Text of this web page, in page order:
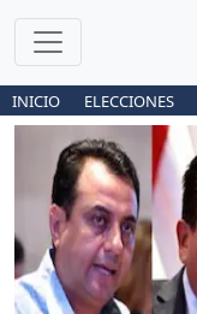
INICIO ELECCIONES